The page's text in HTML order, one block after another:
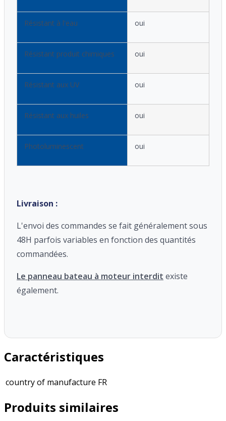
Résistant à l'eau oui
Résistant produit chimiques oui
Résistant aux UV oui
Résistant aux huiles oui
Photoluminescent oui
Livraison :
L'envoi des commandes se fait généralement sous
48H parfois variables en fonction des quantités
commandées.
Le panneau bateau à moteur interdit existe
également.
Caractéristiques
country of manufacture FR
Produits similaires